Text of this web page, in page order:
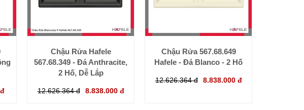
Chậu Rửa Hafele
567.68.349 - Đá Anthracite,
2 Hố, Dễ Lắp
12.626.364 đ 8.838.000 đ
Chậu Rửa 567.68.649
Hafele - Đá Blanco - 2 Hố
12.626.364 đ 8.838.000 đ